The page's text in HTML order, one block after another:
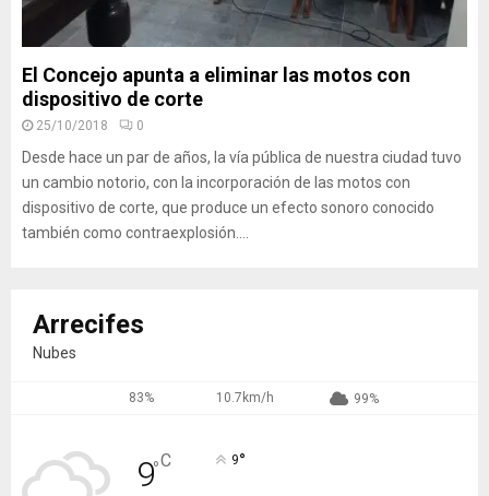
El Concejo apunta a eliminar las motos con
dispositivo de corte
25/10/2018 0
Desde hace un par de años, la vía pública de nuestra ciudad tuvo
un cambio notorio, con la incorporación de las motos con
dispositivo de corte, que produce un efecto sonoro conocido
también como contraexplosión....
Arrecifes
Nubes
83% 10.7km/h 99%
9°C 9°